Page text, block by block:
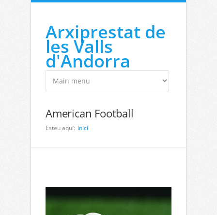
Vés al contingut
Arxiprestat de
les Valls
d'Andorra
American Football
Esteu aquí: Inici